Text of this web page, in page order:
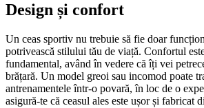
Design și confort
Un ceas sportiv nu trebuie să fie doar
potrivească stilului tău de viață. Confortul
fundamental, având în vedere că îți vei
brățară. Un model greoi sau incomod poate
antrenamentele într-o povară, în loc de o
asigură-te că ceasul ales este ușor și fabricat